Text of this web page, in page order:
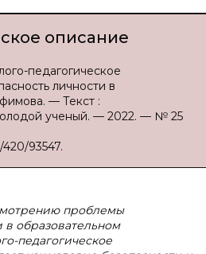
описание
педагогическое
личности в
— Текст :
ученый. — 2022. — № 25
93547.
проблемы
в образовательном
педагогическое